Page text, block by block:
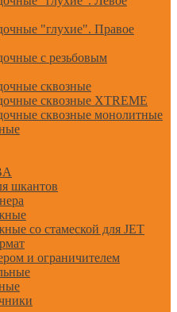
"глухие". Правое
с резьбовым
сквозные
сквозные XTREME
сквозные монолитные
шкантов
со стамеской для JET
и ограничителем